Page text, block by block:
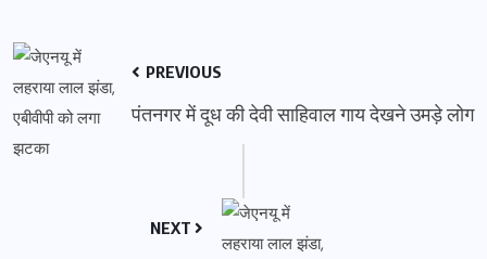
PREVIOUS
पंतनगर में दूध की देवी साहिवाल गाय देखने उमड़े लोग
NEXT